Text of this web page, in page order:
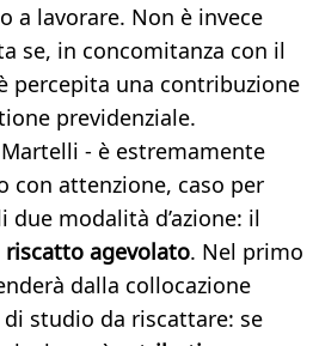
a lavorare. Non è invece
se, in concomitanza con il
percepita una contribuzione
previdenziale.
- è estremamente
con attenzione, caso per
modalità d’azione: il
riscatto agevolato. Nel primo
dalla collocazione
studio da riscattare: se